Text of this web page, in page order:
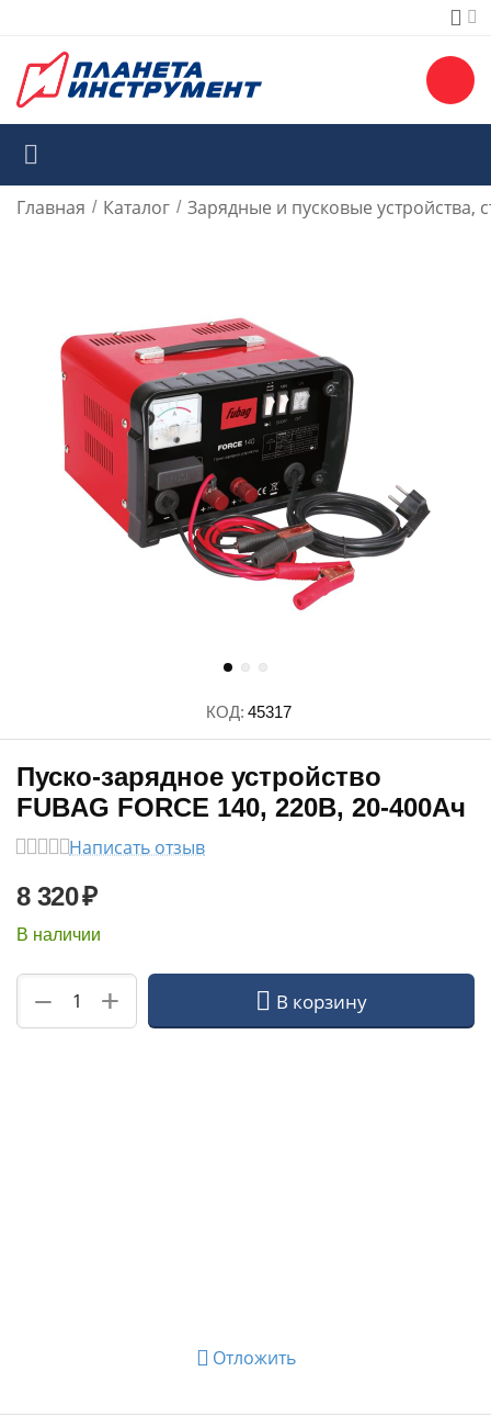
Главная / Каталог / Зарядные и пусковые устройства,
КОД: 45317
Пуско-зарядное устройство
FUBAG FORCE 140, 220В, 20-400Ач
Написать отзыв
8 320₽
В наличии
+
− В корзину
Отложить